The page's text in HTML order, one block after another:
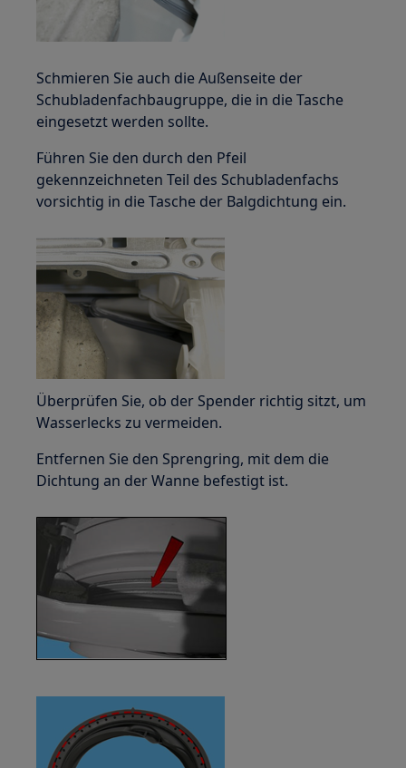
Schmieren Sie auch die Außenseite der
Schubladenfachbaugruppe, die in die Tasche
eingesetzt werden sollte.
Führen Sie den durch den Pfeil
gekennzeichneten Teil des Schubladenfachs
vorsichtig in die Tasche der Balgdichtung ein.
Überprüfen Sie, ob der Spender richtig sitzt, um
Wasserlecks zu vermeiden.
Entfernen Sie den Sprengring, mit dem die
Dichtung an der Wanne befestigt ist.